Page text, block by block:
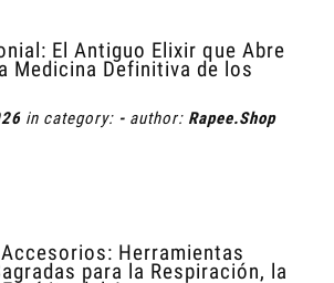
El Antiguo Elixir que Abre
Medicina Definitiva de los
in category: - author: Rapee.Shop
Herramientas
para la Respiración, la